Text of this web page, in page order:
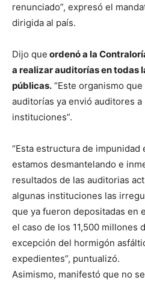
renunciado”, expresó el
dirigida al país.
Dijo que ordenó a la
a realizar auditorías en todas
públicas. “Este organismo
auditorías ya envió auditores
instituciones”.
“Esta estructura de impunidad
estamos desmantelando e
resultados de las auditorias
algunas instituciones las
que ya fueron depositadas en
el caso de los 11,500 millones
excepción del hormigón
expedientes”, puntualizó.
Asimismo, manifestó que no